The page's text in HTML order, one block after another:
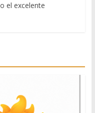
el excelente